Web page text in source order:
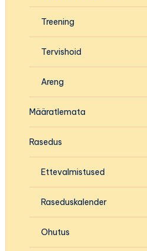
Treening
Tervishoid
Areng
Määratlemata
Rasedus
Ettevalmistused
Raseduskalender
Ohutus